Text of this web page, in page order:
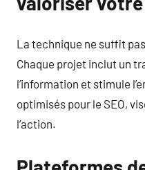
La technique ne suffit
Chaque projet inclut un
l’information et stimule
optimisés pour le SEO,
l’action.